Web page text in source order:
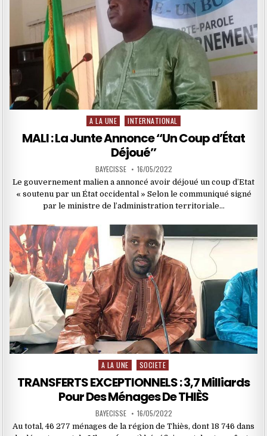
Posted
in
A LA UNE INTERNATIONAL
MALI : La Junte Annonce ‘‘Un Coup d’État
Déjoué’’
BAYECISSE 16/05/2022
Le gouvernement malien a annoncé avoir déjoué un coup d’Etat
« soutenu par un État occidental » Selon le communiqué signé
par le ministre de l’administration territoriale…
Posted
in
A LA UNE SOCIETE
TRANSFERTS EXCEPTIONNELS : 3,7 Milliards
Pour Des Ménages De THIÈS
BAYECISSE 16/05/2022
Au total, 46 277 ménages de la région de Thiès, dont 18 746 dans